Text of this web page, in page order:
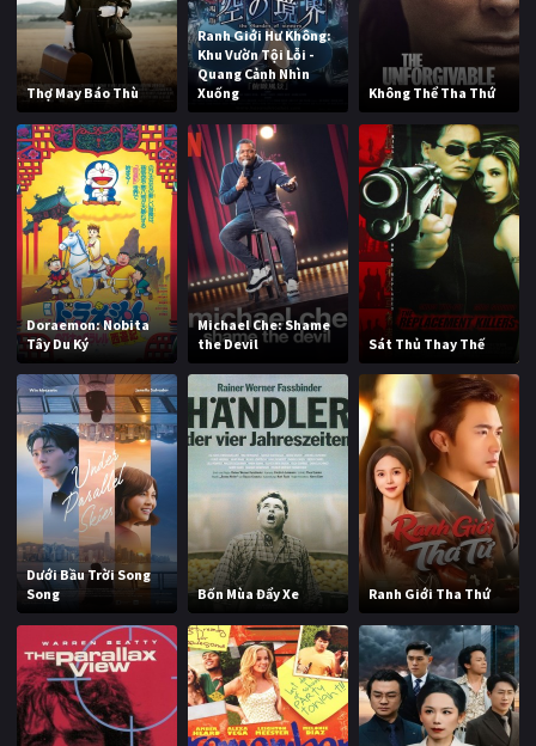
Thợ May Báo Thù
Ranh Giới Hư Không:
Khu Vườn Tội Lỗi -
Quang Cảnh Nhìn
Xuống
Không Thể Tha Thứ
Doraemon: Nobita
Tây Du Ký
Michael Che: Shame
the Devil
Sát Thủ Thay Thế
Dưới Bầu Trời Song
Song
Bốn Mùa Đẩy Xe Ranh Giới Tha Thứ